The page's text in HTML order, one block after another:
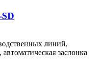
линий,
заслонка